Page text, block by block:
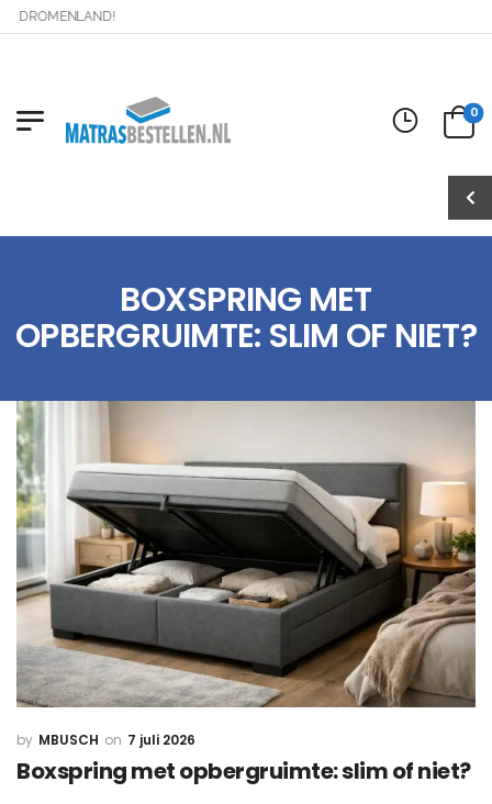
0
BOXSPRING MET
OPBERGRUIMTE: SLIM OF NIET?
MBUSCH 7 juli 2026
Boxspring met opbergruimte: slim of niet?